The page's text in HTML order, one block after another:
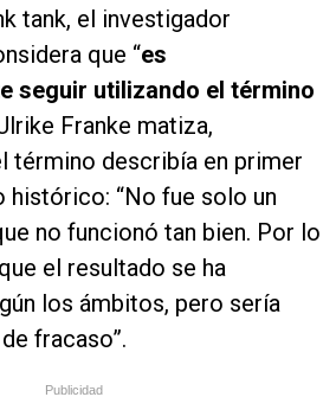
tank, el investigador
que “es
seguir utilizando el término
Franke matiza,
término describía en primer
histórico: “No fue solo un
no funcionó tan bien. Por lo
el resultado se ha
los ámbitos, pero sería
fracaso”.
Publicidad